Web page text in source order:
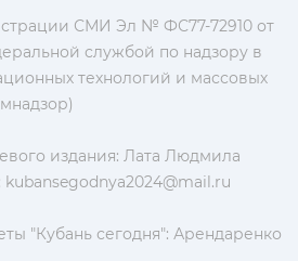
СМИ Эл № ФС77-72910 от
службой по надзору в
технологий и массовых
издания: Лата Людмила
kubansegodnya2024@mail.ru
"Кубань сегодня": Арендаренко